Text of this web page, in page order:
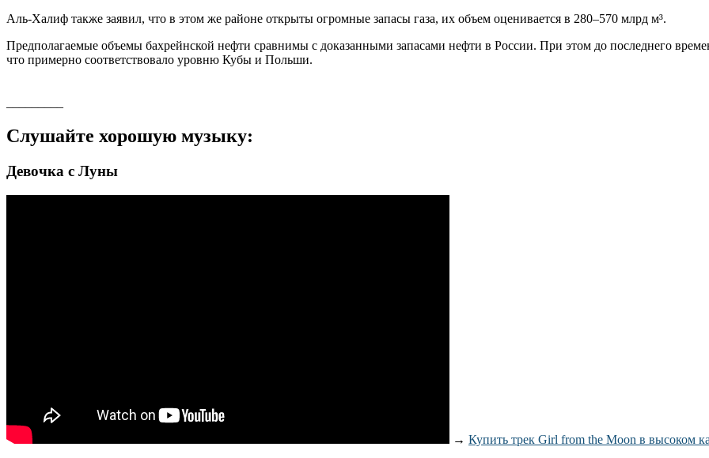
Аль-Халиф также заявил, что в этом же районе открыты огромные запасы газа, их объем оценивается в 280–570 млрд м³.
Предполагаемые объемы бахрейнской нефти сравнимы с доказанными запасами нефти в России. При этом до последнего
что примерно соответствовало уровню Кубы и Польши.
Слушайте хорошую музыку:
Девочка с Луны
→ Купить трек Girl from the Moon в высоком